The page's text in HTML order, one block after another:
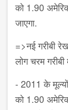
को 1.90
जाएगा.
=>नई गरीबी
लोग चरम
- 2011के
को 1.90